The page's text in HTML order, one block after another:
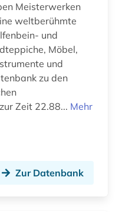
Meisterwerken
weltberühmte
und
Möbel,
und
zu den
Zeit 22.88... Mehr
Zur Datenbank